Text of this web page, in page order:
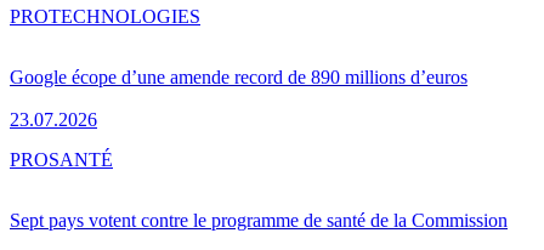
Google écope d’une amende record de 890 millions d’euros
23.07.2026
PROTECHNOLOGIES
Sept pays votent contre le programme de santé de la Commission
PROSANTÉ